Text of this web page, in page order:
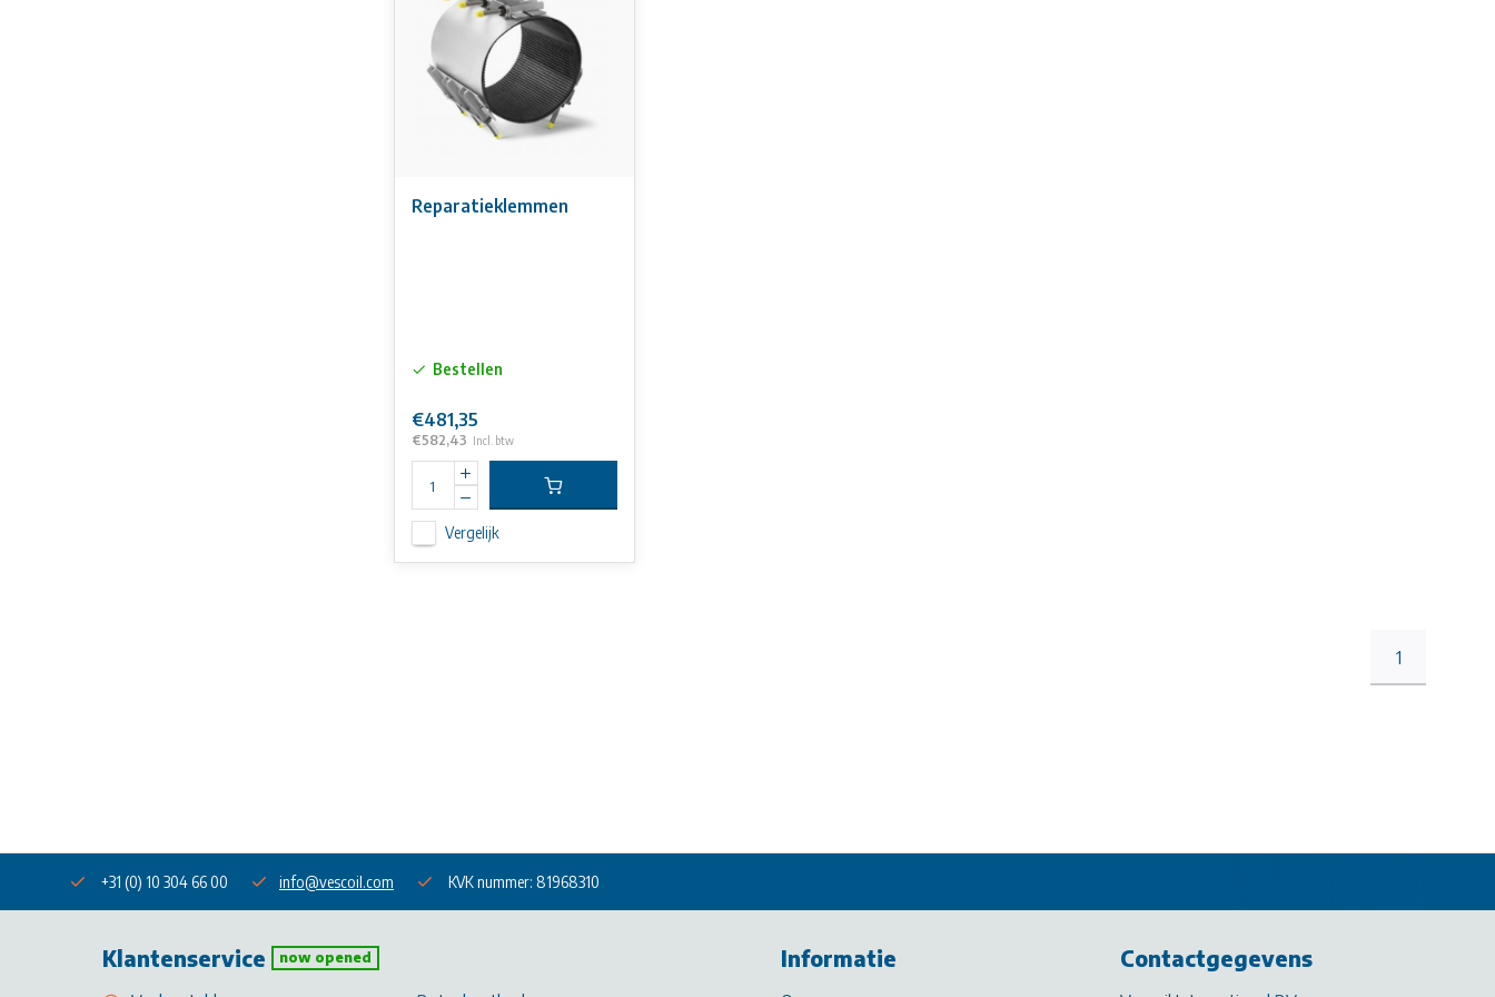
herstellen.
• Drievoudige band (drie secties) met een werkbereik van 30-33 mm afhankelijk van de diameter. Voor een overzicht van alle werkbereiken
verwijzen wij u naar onze prijslijst.
• Standaard gecertificeerde rubberen pakkingen EPDM of NBR. Het rubber loopt taps toe en heeft een wafelpatroon.
• Naadloze rubberen voering voor elke klemdiameter.
• Brugplaten zijn in de rubberen pakking gevulkaniseerd.
• Roestvrijstalen ringen.
Reparatieklemmen
Bestellen
€481,35
€582,43 Incl. btw
Vergelijk
1
+31 (0) 10 304 66 00 info@vescoil.com KVK nummer: 81968310
Klantenservice now opened Informatie Contactgegevens